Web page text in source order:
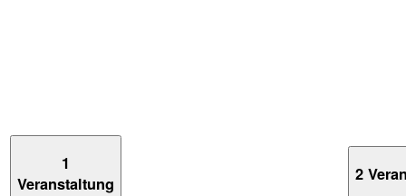
1
Veranstaltung
2